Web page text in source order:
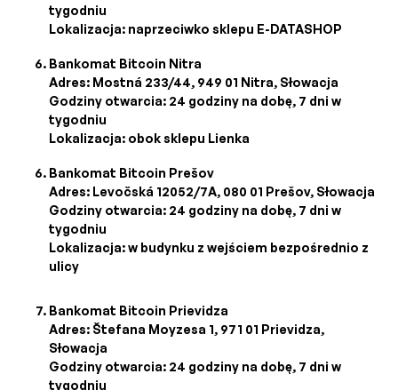
tygodniu
Lokalizacja: naprzeciwko sklepu E-DATASHOP
Bankomat Bitcoin Nitra
Adres: Mostná 233/44, 949 01 Nitra, Słowacja
Godziny otwarcia: 24 godziny na dobę, 7 dni w
tygodniu
Lokalizacja: obok sklepu Lienka
Bankomat Bitcoin Prešov
Adres: Levočská 12052/7A, 080 01 Prešov, Słowacja
Godziny otwarcia: 24 godziny na dobę, 7 dni w
tygodniu
Lokalizacja: w budynku z wejściem bezpośrednio z
ulicy
Bankomat Bitcoin Prievidza
Adres: Štefana Moyzesa 1, 971 01 Prievidza,
Słowacja
Godziny otwarcia: 24 godziny na dobę, 7 dni w
tygodniu